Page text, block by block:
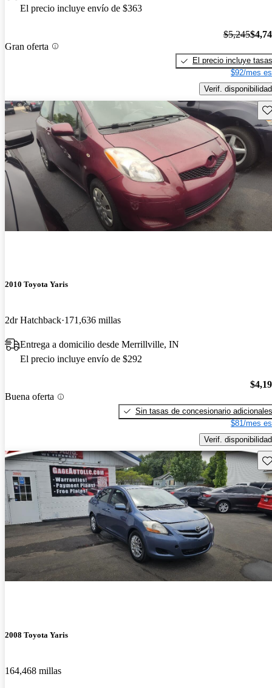
El precio incluye envío de $363
Gran oferta
$5,245
El precio incluye tasas
$92/mes
Verif. disponibilidad
2010 Toyota Yaris
2dr Hatchback 171,636 millas
Entrega a domicilio desde Merrillville, IN
El precio incluye envío de $292
Buena oferta
Sin tasas de concesionario adicionales
$81/mes
Verif. disponibilidad
2008 Toyota Yaris
164,468 millas